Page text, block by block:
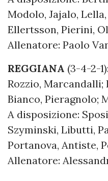
Modolo, Jajalo,
Ellertsson, Pierini,
Allenatore: Paolo
REGGIANA (3-4-2-
Rozzio, Marcandalli;
Bianco, Pieragnolo;
A disposizione:
Szyminski, Libutti,
Portanova, Antiste,
Allenatore: